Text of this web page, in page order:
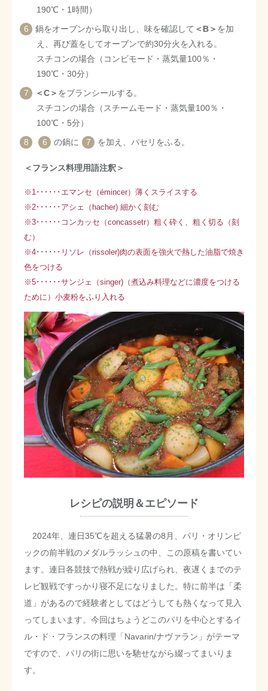
190℃・1時間）
鍋をオーブンから取り出し、味を確認して ＜B＞ を加
え、再び蓋をしてオーブンで約30分火を入れる。
スチコンの場合（コンビモード・蒸気量100％・
190℃・30分）
＜C＞ をブランシールする。
スチコンの場合（スチームモード・蒸気量100％・
100℃・5分）
6
の鍋に 7 を加え、パセリをふる。
＜フランス料理用語注釈＞
※1･･････エマンセ（émincer）薄くスライスする
※2･･････アシェ（hacher) 細かく刻む
※3･･････コンカッセ（concassetr）粗く砕く、粗く切る（刻
む）
※4･･････リソレ（rissoler)肉の表面を強火で熱した油脂で焼き
色をつける
※5･･････サンジェ（singer)（煮込み料理などに濃度をつける
ために）小麦粉をふり入れる
レシピの説明＆エピソード
2024年、連日35℃を超える猛暑の8月、パリ・オリンピ
ックの前半戦のメダルラッシュの中、この原稿を書いてい
ます。連日各競技で熱戦が繰り広げられ、夜遅くまでのテ
レビ観戦ですっかり寝不足になりました。特に前半は「柔
道」があるので経験者としてはどうしても熱くなって見入
ってしまいます。今回はちょうどこのパリを中心とするイ
ル・ド・フランスの料理「Navarin/ナヴァラン」がテーマ
ですので、パリの街に思いを馳せながら綴ってまいりま
す。